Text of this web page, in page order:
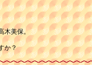
木美保。
か？